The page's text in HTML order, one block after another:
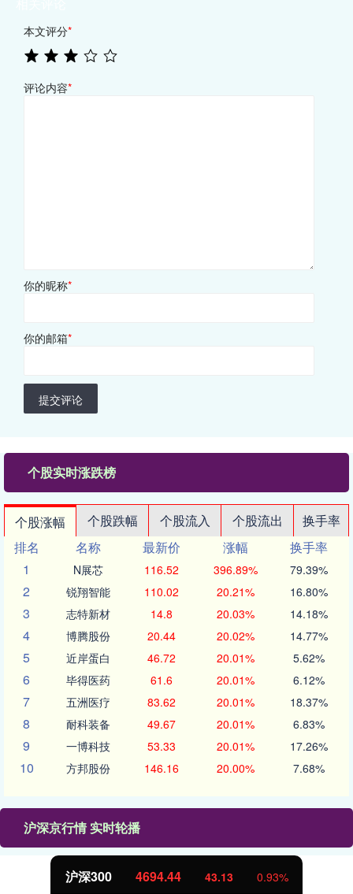
本文评分*
评论内容*
你的昵称*
你的邮箱*
提交评论
个股实时涨跌榜
个股涨幅 个股跌幅 个股流入 个股流出
换手率
排名
名称 最新价 涨幅
换手率
1
N展芯 116.52 396.89% 79.39%
2 锐翔智能 110.02 20.21% 16.80%
3 志特新材 14.8 20.03% 14.18%
4 博腾股份 20.44 20.02% 14.77%
5 近岸蛋白 46.72 20.01% 5.62%
6 毕得医药 61.6 20.01% 6.12%
7 五洲医疗 83.62 20.01% 18.37%
8 耐科装备 49.67 20.01% 6.83%
9 一博科技 53.33 20.01% 17.26%
10 方邦股份 146.16 20.00% 7.68%
沪深京行情 实时轮播
沪深300 4694.44 43.13 0.93%